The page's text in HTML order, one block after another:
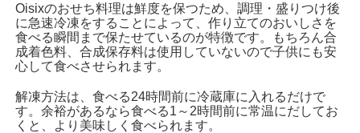
Oisixのおせち料理は鮮度を保つため、調理・盛りつけ後
に急速冷凍をすることによって、作り立てのおいしさを
食べる瞬間まで保たせているのが特徴です。もちろん合
成着色料、合成保存料は使用していないので子供にも安
心して食べさせられます。
解凍方法は、食べる24時間前に冷蔵庫に入れるだけで
す。余裕があるなら食べる1～2時間前に常温にだしてお
くと、より美味しく食べられます。